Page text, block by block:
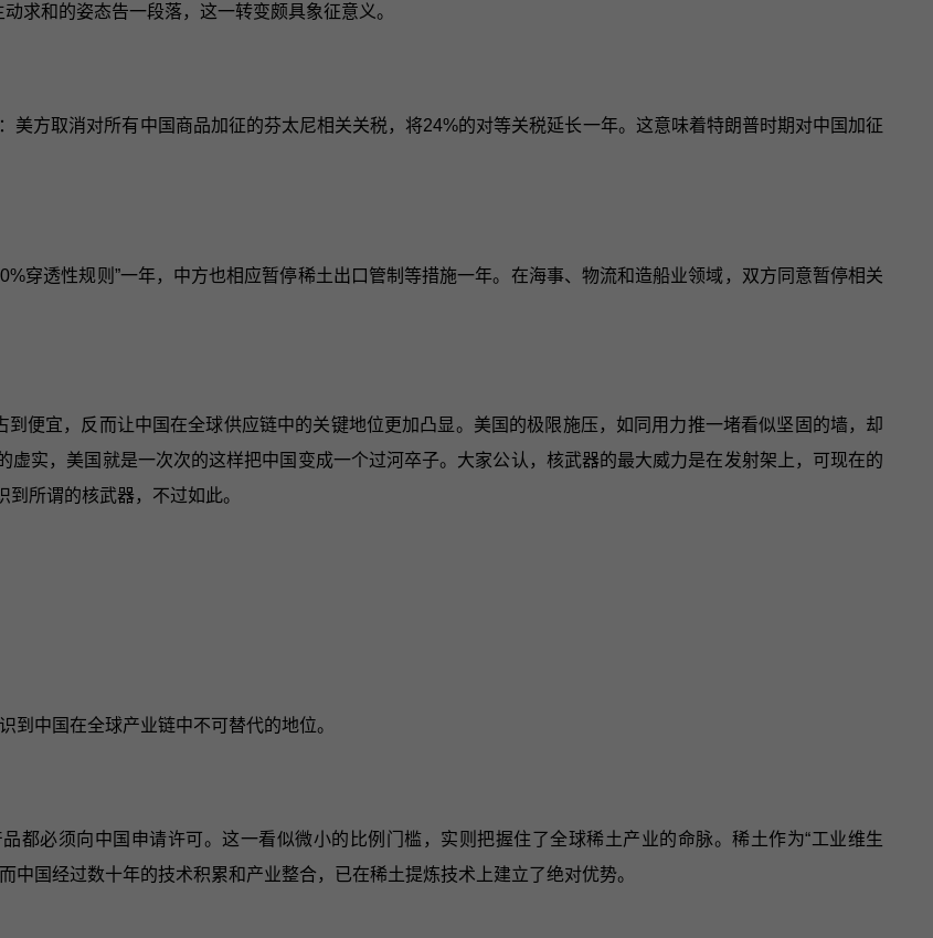
求和的姿态告一段落，这一转变颇具象征意义。
美方取消对所有中国商品加征的芬太尼相关关税，将24%的对等关税延长一年。这意味着特朗普时期对中国加征
穿透性规则”一年，中方也相应暂停稀土出口管制等措施一年。在海事、物流和造船业领域，双方同意暂停相关
便宜，反而让中国在全球供应链中的关键地位更加凸显。美国的极限施压，如同用力推一堵看似坚固的墙，却
实，美国就是一次次的这样把中国变成一个过河卒子。大家公认，核武器的最大威力是在发射架上，可现在的
所谓的核武器，不过如此。
到中国在全球产业链中不可替代的地位。
都必须向中国申请许可。这一看似微小的比例门槛，实则把握住了全球稀土产业的命脉。稀土作为“工业维生
国经过数十年的技术积累和产业整合，已在稀土提炼技术上建立了绝对优势。